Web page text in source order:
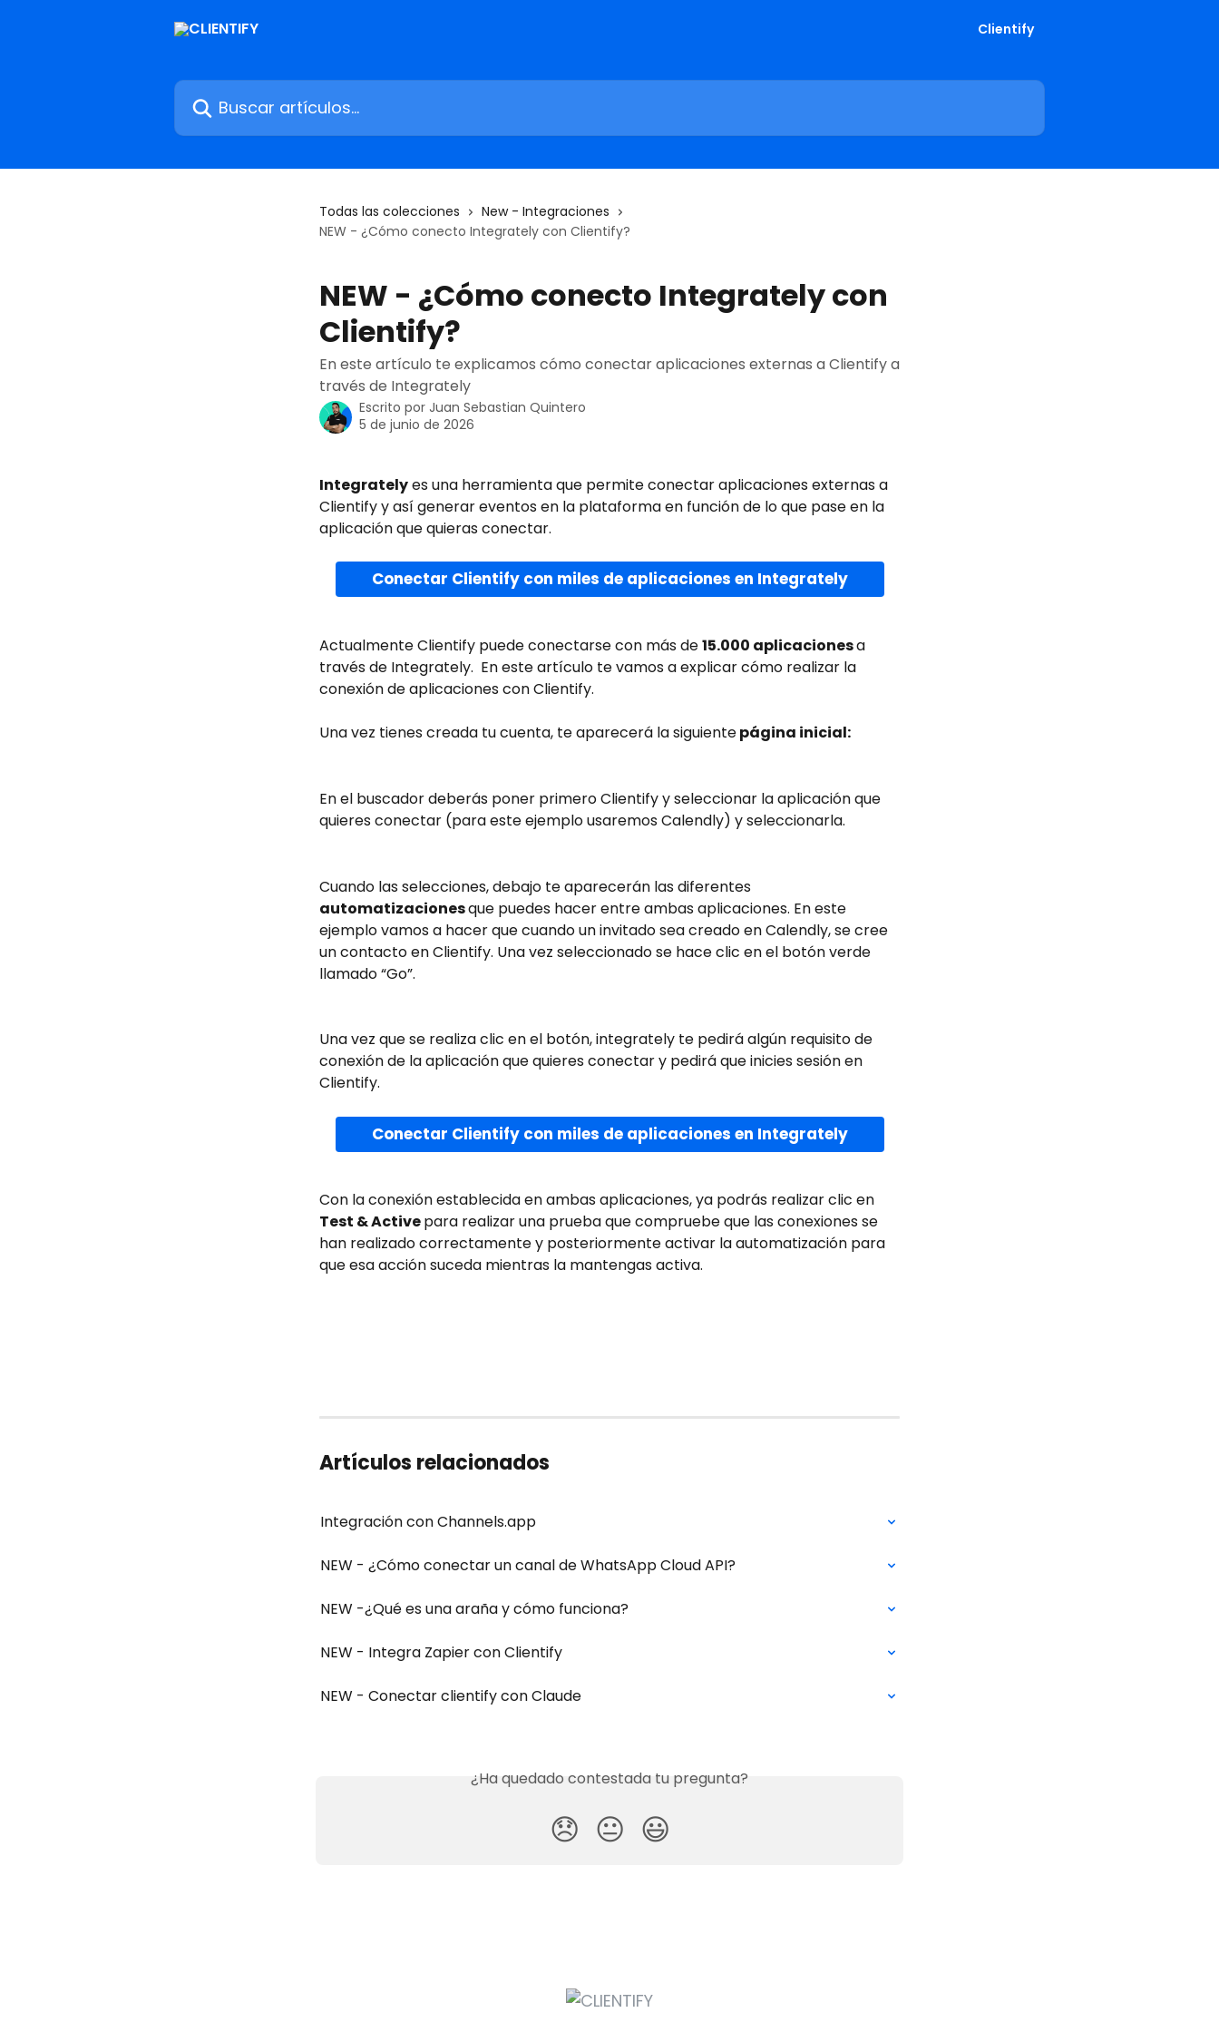
Clientify
Buscar artículos...
Todas las colecciones
New - Integraciones
NEW - ¿Cómo conecto Integrately con Clientify?
NEW - ¿Cómo conecto Integrately con
Clientify?
En este artículo te explicamos cómo conectar aplicaciones externas a Clientify a
través de Integrately
Escrito por Juan Sebastian Quintero
5 de junio de 2026
Integrately es una herramienta que permite conectar aplicaciones externas a
Clientify y así generar eventos en la plataforma en función de lo que pase en la
aplicación que quieras conectar.
Conectar Clientify con miles de aplicaciones en Integrately
Actualmente Clientify puede conectarse con más de 15.000 aplicaciones a
través de Integrately.  En este artículo te vamos a explicar cómo realizar la
conexión de aplicaciones con Clientify.
Una vez tienes creada tu cuenta, te aparecerá la siguiente página inicial:
En el buscador deberás poner primero Clientify y seleccionar la aplicación que
quieres conectar (para este ejemplo usaremos Calendly) y seleccionarla.
Cuando las selecciones, debajo te aparecerán las diferentes
automatizaciones que puedes hacer entre ambas aplicaciones. En este
ejemplo vamos a hacer que cuando un invitado sea creado en Calendly, se cree
un contacto en Clientify. Una vez seleccionado se hace clic en el botón verde
llamado “Go”.
Una vez que se realiza clic en el botón, integrately te pedirá algún requisito de
conexión de la aplicación que quieres conectar y pedirá que inicies sesión en
Clientify.
Conectar Clientify con miles de aplicaciones en Integrately
Con la conexión establecida en ambas aplicaciones, ya podrás realizar clic en
Test & Active para realizar una prueba que compruebe que las conexiones se
han realizado correctamente y posteriormente activar la automatización para
que esa acción suceda mientras la mantengas activa.
Artículos relacionados
Integración con Channels.app
NEW - ¿Cómo conectar un canal de WhatsApp Cloud API?
NEW -¿Qué es una araña y cómo funciona?
NEW - Integra Zapier con Clientify
NEW - Conectar clientify con Claude
¿Ha quedado contestada tu pregunta?
😞 😐 😃